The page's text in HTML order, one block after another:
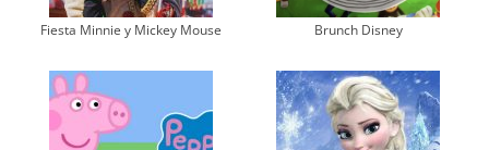
Fiesta Minnie y Mickey Mouse Brunch Disney